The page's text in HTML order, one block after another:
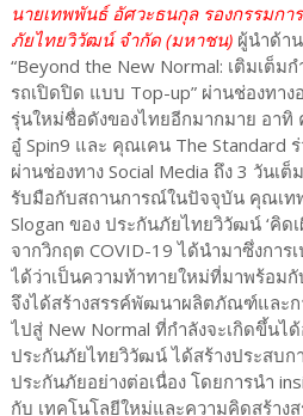
นายเทพพันธ์ อัศวะธนกุล รองกรรมก
ภัยไทยวิวัฒน์ จำกัด (มหาชน)ผู้นำด้าน
“Beyond the New Normal: เติมเต็ม
รถเปิดปิด แบบ Top-up” ผ่านช่องทา
รุ่นใหม่ชื่อดังของไทยอีกมากมาย อ
อู๋ Spin9 และ คุณเคน The Standard
ผ่านช่องทาง Social Media ถึง 3 วันเ
รับมือกับสถานการณ์ในปัจจุบัน คุณเทพ
Slogan ของ ประกันภัยไทยวิวัฒน์ ‘คิด
จากวิกฤต COVID-19 ได้นำมาซึ่งการ
ได้ว่าเป็นความท้าทายใหม่ที่มาพร้อม
จึงได้สร้างสรรค์พัฒนาผลิตภัณฑ์และก
ไปสู่ New Normal ที่กำลังจะเกิดขึ้นไ
ประกันภัยไทยวิวัฒน์ ได้สร้างประสบก
ประกันภัยอย่างต่อเนื่อง โดยการนำ
กับ เทคโนโลยีใหม่และความคิดสร้าง